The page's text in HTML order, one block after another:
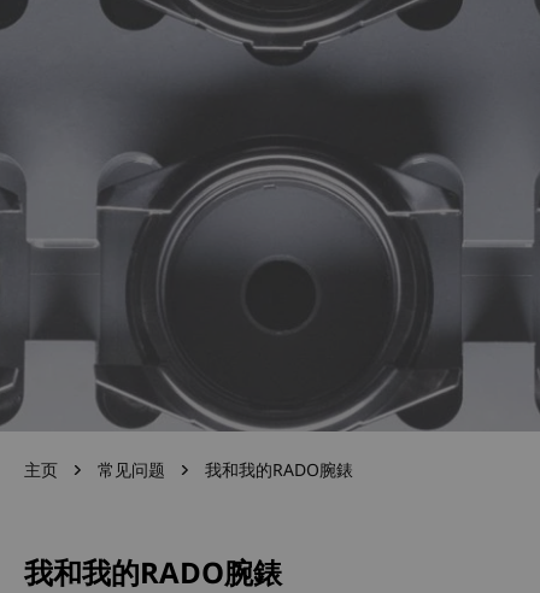
主页 常见问题 我和我的RADO腕錶
我和我的RADO腕錶